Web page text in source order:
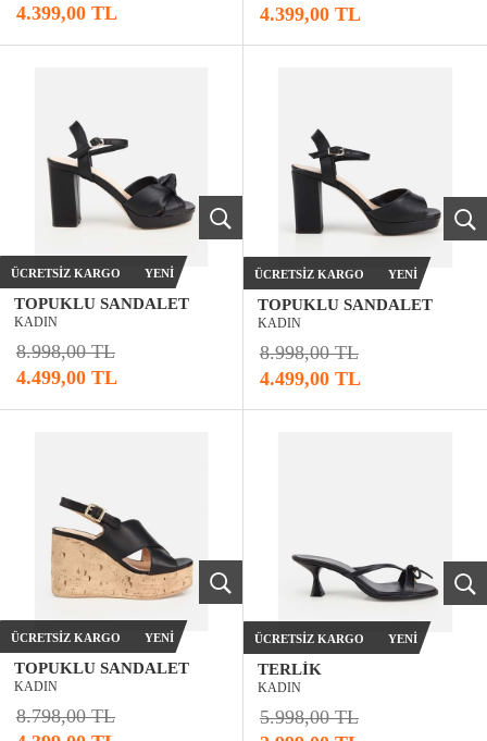
4.399,00 TL
4.399,00 TL
TOPUKLU SANDALET
KADIN
8.998,00 TL
4.499,00 TL
ÜCRETSIZ KARGO YENI
TOPUKLU SANDALET
KADIN
8.998,00 TL
4.499,00 TL
ÜCRETSIZ KARGO YENI
TOPUKLU SANDALET
KADIN
8.798,00 TL
ÜCRETSIZ KARGO YENI
TERLIK
KADIN
5.998,00 TL
ÜCRETSIZ KARGO YENI